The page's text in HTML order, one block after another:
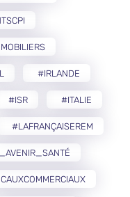
#IRLANDE
#ISR #ITALIE
#LAFRANÇAISEREM